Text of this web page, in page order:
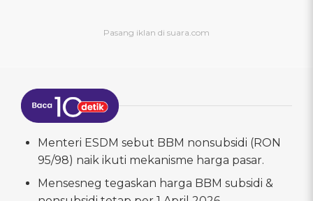
Menteri ESDM sebut BBM nonsubsidi (RON
95/98) naik ikuti mekanisme harga pasar.
Mensesneg tegaskan harga BBM subsidi &